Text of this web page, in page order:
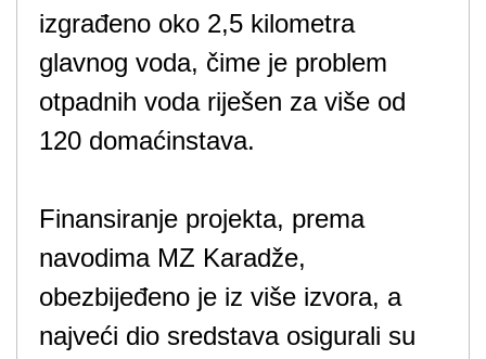
izgrađeno oko 2,5 kilometra
glavnog voda, čime je problem
otpadnih voda riješen za više od
120 domaćinstava.
Finansiranje projekta, prema
navodima MZ Karadže,
obezbijeđeno je iz više izvora, a
najveći dio sredstava osigurali su